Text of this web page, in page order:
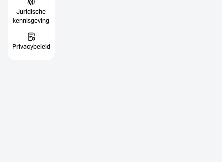
Juridische
kennisgeving
Privacybeleid